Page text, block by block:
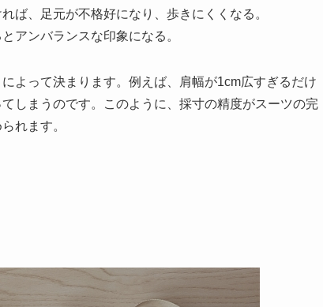
ば、足元が不格好になり、歩きにくくなる。
アンバランスな印象になる。
よって決まります。例えば、肩幅が1cm広すぎるだけ
しまうのです。このように、採寸の精度がスーツの完
れます。